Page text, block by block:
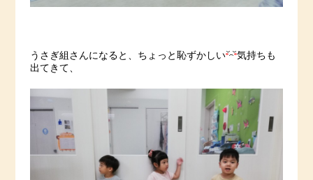
うさぎ組さんになると、ちょっと恥ずかしい
気持ちも
出てきて、